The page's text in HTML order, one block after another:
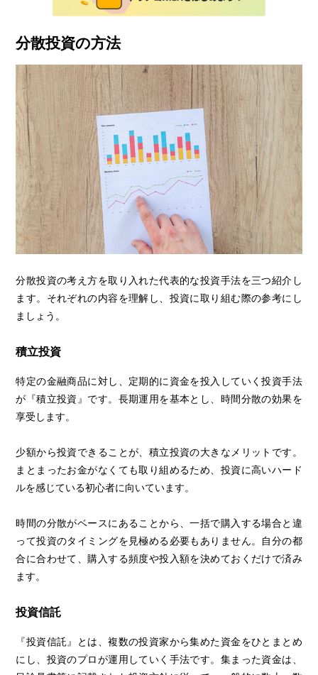
分散投資の方法
分散投資の考え方を取り入れた代表的な投資手法を三つ紹介し
ます。それぞれの内容を理解し、投資に取り組む際の参考にし
ましょう。
積立投資
特定の金融商品に対し、定期的に資金を投入していく投資手法
が『積立投資』です。長期運用を基本とし、時間分散の効果を
享受します。
少額から投資できることが、積立投資の大きなメリットです。
まとまったお金がなくても取り組めるため、投資に高いハード
ルを感じている初心者に向いています。
時間の分散がベースにあることから、一括で購入する場合と違
って投資のタイミングを見極める必要もありません。自分の都
合に合わせて、購入する頻度や投入額を決めておくだけで済み
ます。
投資信託
『投資信託』とは、複数の投資家から集めた資金をひとまとめ
にし、投資のプロが運用していく手法です。集まった資金は、